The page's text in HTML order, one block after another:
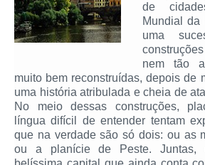
de
Mundial da
uma
nem tão
muito bem reconstruídas, depois de
uma história atribulada e cheia de
No meio dessas construções,
língua difícil de entender tentam
que na verdade são só dois: ou as
ou a planície de Peste. Juntas,